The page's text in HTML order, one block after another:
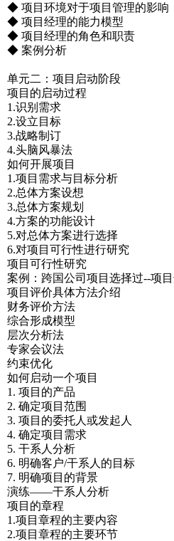
◆ 项目环境对于项目管理的影响
◆ 项目经理的能力模型
◆ 项目经理的角色和职责
◆ 案例分析
单元二：项目启动阶段
项目的启动过程
1.识别需求
2.设立目标
3.战略制订
4.头脑风暴法
如何开展项目
1.项目需求与目标分析
2.总体方案设想
3.总体方案规划
4.方案的功能设计
5.对总体方案进行选择
6.对项目可行性进行研究
项目可行性研究
案例：跨国公司项目选择过--项
项目评价具体方法介绍
财务评价方法
综合形成模型
层次分析法
专家会议法
约束优化
如何启动一个项目
1. 项目的产品
2. 确定项目范围
3. 项目的委托人或发起人
4. 确定项目需求
5. 干系人分析
6. 明确客户/干系人的目标
7. 明确项目的背景
演练——干系人分析
项目的章程
1.项目章程的主要内容
2.项目章程的主要环节